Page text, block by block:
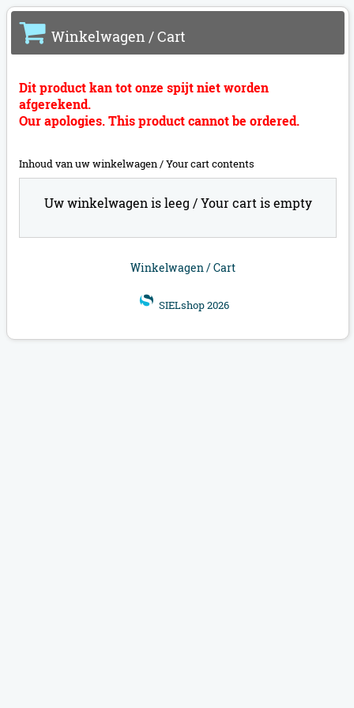
Winkelwagen / Cart
Dit product kan tot onze spijt niet worden
afgerekend.
Our apologies. This product cannot be ordered.
Inhoud van uw winkelwagen /Your cart contents
Uw winkelwagen is leeg / Your cart is empty
Winkelwagen / Cart
SIELshop 2026